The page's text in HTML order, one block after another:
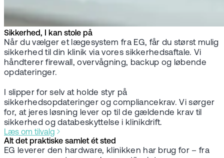
Sikkerhed, I kan stole på
Når du vælger et lægesystem fra EG, får du størst mulig
sikkerhed til din klinik via vores sikkerhedsaftale. Vi
håndterer firewall, overvågning, backup og løbende
opdateringer.
I slipper for selv at holde styr på
sikkerhedsopdateringer og compliancekrav. Vi sørger
for, at jeres løsning lever op til de gældende krav til
sikkerhed og databeskyttelse i klinikdrift.
Læs om tilvalg
Alt det praktiske samlet ét sted
EG leverer den hardware, klinikken har brug for – fra